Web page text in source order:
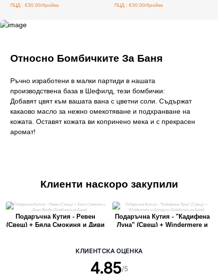
ПЦД : €30.00/бройка ПЦД : €30.00/бройка
Относно Бомбичките За Баня
Ръчно изработени в малки партиди в нашата
производствена база в Шефилд, тези бомбички:
Добавят цвят към вашата вана с цветни соли. Съдържат
какаово масло за нежно омекотяване и подхранване на
кожата. Оставят кожата ви копринено мека и с прекрасен
аромат!
Клиенти наскоро закупили
Подаръчна Кутия - Ревен
(Свещ) + Бяла Смокиня и Диви
Подаръчна Кутия - "Кадифена
Луна" (Свещ) + Windermere и
КЛИЕНТСКА ОЦЕНКА
4.85/5